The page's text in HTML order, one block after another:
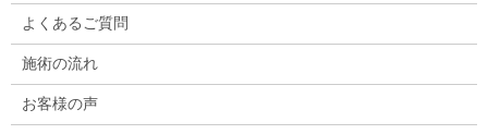
よくあるご質問
施術の流れ
お客様の声